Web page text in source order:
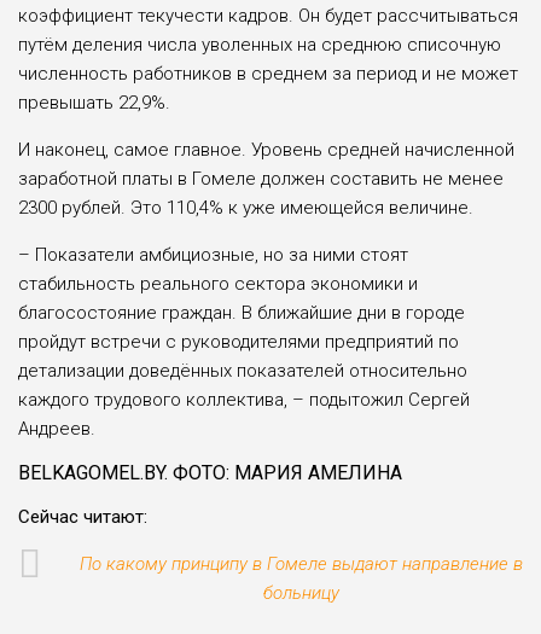
коэффициент текучести кадров. Он будет рассчитываться
путём деления числа уволенных на среднюю списочную
численность работников в среднем за период и не может
превышать 22,9%.
И наконец, самое главное. Уровень средней начисленной
заработной платы в Гомеле должен составить не менее
2300 рублей. Это 110,4% к уже имеющейся величине.
– Показатели амбициозные, но за ними стоят
стабильность реального сектора экономики и
благосостояние граждан. В ближайшие дни в городе
пройдут встречи с руководителями предприятий по
детализации доведённых показателей относительно
каждого трудового коллектива, – подытожил Сергей
Андреев.
BELKAGOMEL.BY. ФОТО: МАРИЯ АМЕЛИНА
Сейчас читают:
По какому принципу в Гомеле выдают направление в
больницу